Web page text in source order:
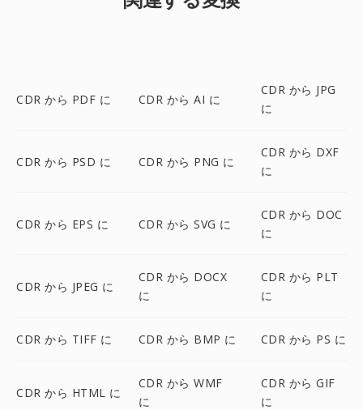
CDR から PDF に CDR から AI に
CDR から JPG
に
CDR から PSD に CDR から PNG に
CDR から DXF
に
CDR から EPS に CDR から SVG に
CDR から DOC
に
CDR から JPEG に
CDR から DOCX
に
CDR から PLT
に
CDR から TIFF に CDR から BMP に CDR から PS に
CDR から HTML に
CDR から WMF
に
CDR から GIF
に